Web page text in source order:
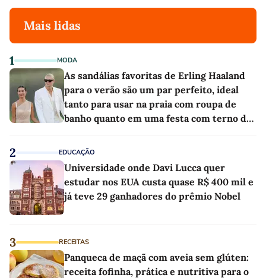
Mais lidas
1 MODA
As sandálias favoritas de Erling Haaland
para o verão são um par perfeito, ideal
tanto para usar na praia com roupa de
banho quanto em uma festa com terno de
2 EDUCAÇÃO
Universidade onde Davi Lucca quer
estudar nos EUA custa quase R$ 400 mil e
já teve 29 ganhadores do prêmio Nobel
3 RECEITAS
Panqueca de maçã com aveia sem glúten:
receita fofinha, prática e nutritiva para o